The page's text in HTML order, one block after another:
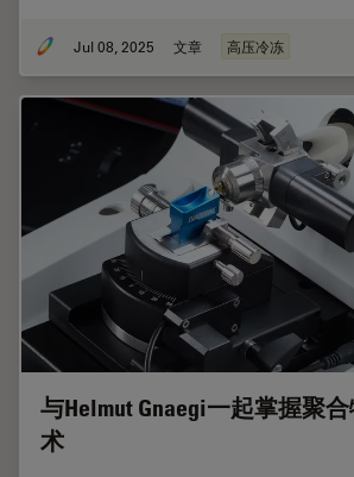
Jul 08, 2025 文章 高压冷冻
与Helmut Gnaegi一起掌握聚
术